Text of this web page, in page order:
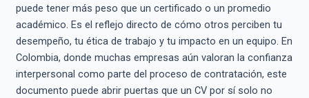
puede tener más peso que un certificado o un promedio
académico. Es el reflejo directo de cómo otros perciben tu
desempeño, tu ética de trabajo y tu impacto en un equipo. En
Colombia, donde muchas empresas aún valoran la confianza
interpersonal como parte del proceso de contratación, este
documento puede abrir puertas que un CV por sí solo no